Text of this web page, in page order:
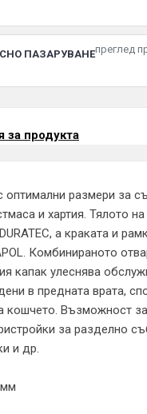
ПАЗАРУВАНЕпреглед
за продукта
оптимални размери за
и хартия. Тялото
а краката и
Комбинираното
капак улеснява
в предната врата,
кошчето. Възможност
за разделно
и др.